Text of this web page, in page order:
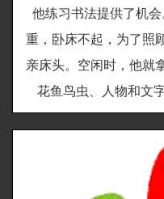
他练习书法提供了机
重，卧床不起，为了照
亲床头。空闲时，他就
花鱼鸟虫、人物和文